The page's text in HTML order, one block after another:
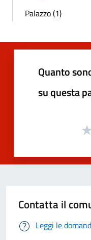
Palazzo (1)
Quanto
su questa
Contatta il
Leggi le